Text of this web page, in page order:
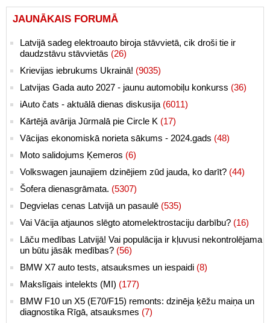
JAUNĀKAIS FORUMĀ
Latvijā sadeg elektroauto biroja stāvvietā, cik droši tie ir
daudzstāvu stāvvietās (26)
Krievijas iebrukums Ukrainā! (9035)
Latvijas Gada auto 2027 - jaunu automobiļu konkurss (36)
iAuto čats - aktuālā dienas diskusija (6011)
Kārtējā avārija Jūrmalā pie Circle K (17)
Vācijas ekonomiskā norieta sākums - 2024.gads (48)
Moto salidojums Ķemeros (6)
Volkswagen jaunajiem dzinējiem zūd jauda, ko darīt? (44)
Šofera dienasgrāmata. (5307)
Degvielas cenas Latvijā un pasaulē (535)
Vai Vācija atjaunos slēgto atomelektrostaciju darbību? (16)
Lāču medības Latvijā! Vai populācija ir kļuvusi nekontrolējama
un būtu jāsāk medības? (56)
BMW X7 auto tests, atsauksmes un iespaidi (8)
Makslīgais intelekts (MI) (177)
BMW F10 un X5 (E70/F15) remonts: dzinēja ķēžu maiņa un
diagnostika Rīgā, atsauksmes (7)